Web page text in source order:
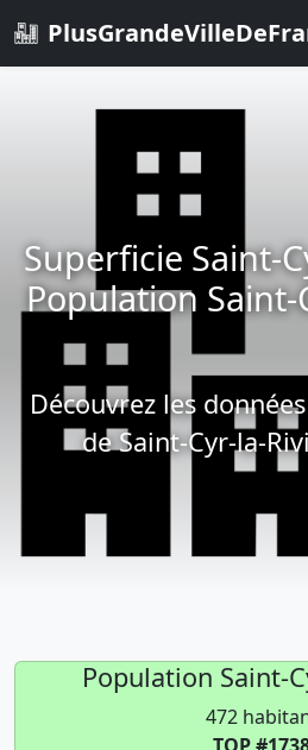
Superficie Saint-
Population Saint-
Découvrez les
de Saint-Cyr-la-
Population Saint-
472